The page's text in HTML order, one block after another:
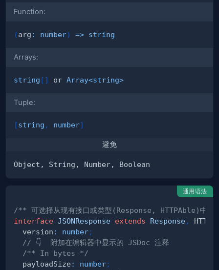
Function:
(arg : number) => string
Arrays:
string [ ] or Array<string>
Tuple:
[string , number]
避免
通用语法
/** 可选择从现有接口或类型(Response, HTTPAble)中
interface JSONResponse extends Response,
  version
: number;
// 👇  附加在编辑器中显示的 JSDoc 注释
/** In bytes */
  payloadSize
: number;